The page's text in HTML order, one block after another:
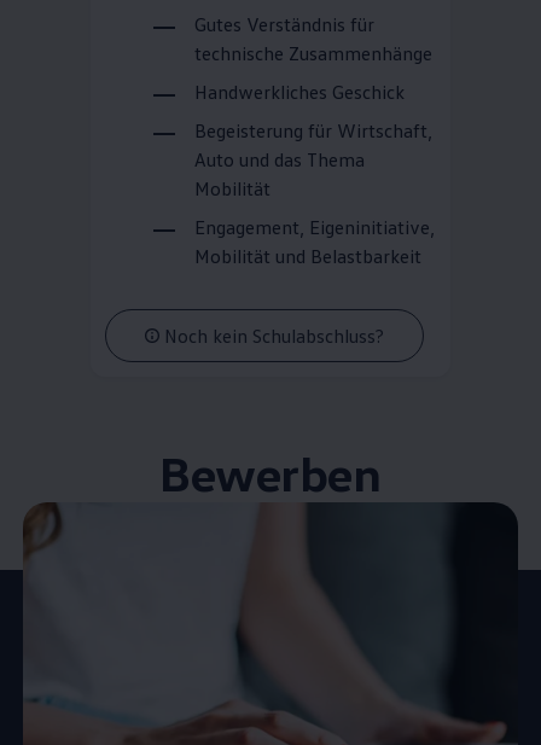
Gutes Verständnis für
technische Zusammenhänge
Handwerkliches Geschick
Begeisterung für Wirtschaft,
Auto und das Thema
Mobilität
Engagement, Eigeninitiative,
Mobilität und Belastbarkeit
Noch kein Schulabschluss?
Bewerben